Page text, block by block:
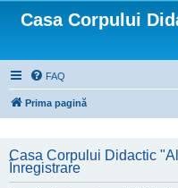
Casa Corpului
FAQ
Prima pagină
Casa Corpului Didactic
Înregistrare